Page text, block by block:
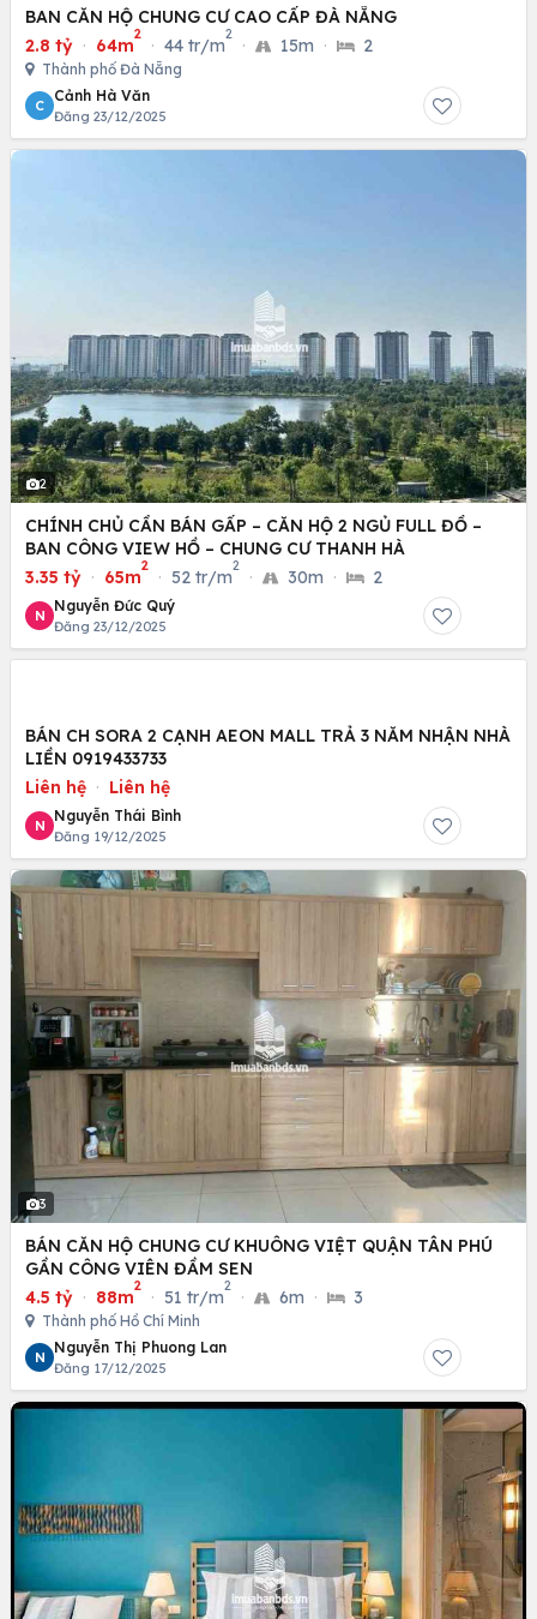
BAN CĂN HỘ CHUNG CƯ CAO CẤP ĐÀ NẴNG
2.8 tỷ · 64m
2
· 44 tr/m
2
· 15m · 2
Thành phố Đà Nẵng
C
Cảnh Hà Văn
Đăng 23/12/2025
2
CHÍNH CHỦ CẦN BÁN GẤP – CĂN HỘ 2 NGỦ FULL ĐỒ –
BAN CÔNG VIEW HỒ – CHUNG CƯ THANH HÀ
3.35 tỷ · 65m
2
· 52 tr/m
2
· 30m · 2
N
Nguyễn Đức Quý
Đăng 23/12/2025
BÁN CH SORA 2 CẠNH AEON MALL TRẢ 3 NĂM NHẬN NHÀ
LIỀN 0919433733
Liên hệ · Liên hệ
N
Nguyễn Thái Bình
Đăng 19/12/2025
3
BÁN CĂN HỘ CHUNG CƯ KHUÔNG VIỆT QUẬN TÂN PHÚ
GẦN CÔNG VIÊN ĐẦM SEN
4.5 tỷ · 88m
2
· 51 tr/m
2
· 6m · 3
Thành phố Hồ Chí Minh
N
Nguyễn Thị Phuong Lan
Đăng 17/12/2025